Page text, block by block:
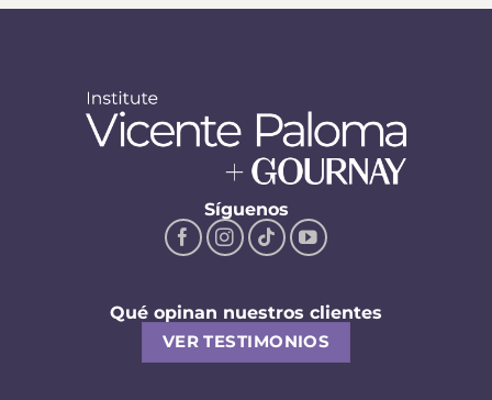
Síguenos
Qué opinan nuestros clientes
VER TESTIMONIOS